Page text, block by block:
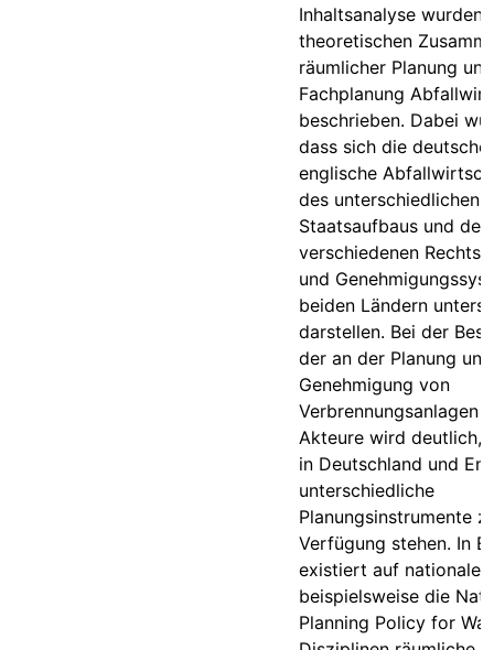
Inhaltsanalyse wurden
theoretischen
räumlicher Planung
Fachplanung
beschrieben. Dabei
dass sich die deutsche
englische
des unterschiedlichen
Staatsaufbaus und der
verschiedenen Rechts-
und
beiden Ländern
darstellen. Bei der
der an der Planung und
Genehmigung von
Verbrennungsanlagen
Akteure wird deutlich,
in Deutschland und
unterschiedliche
Planungsinstrumente
Verfügung stehen. In
existiert auf nationaler
beispielsweise die
Planning Policy for